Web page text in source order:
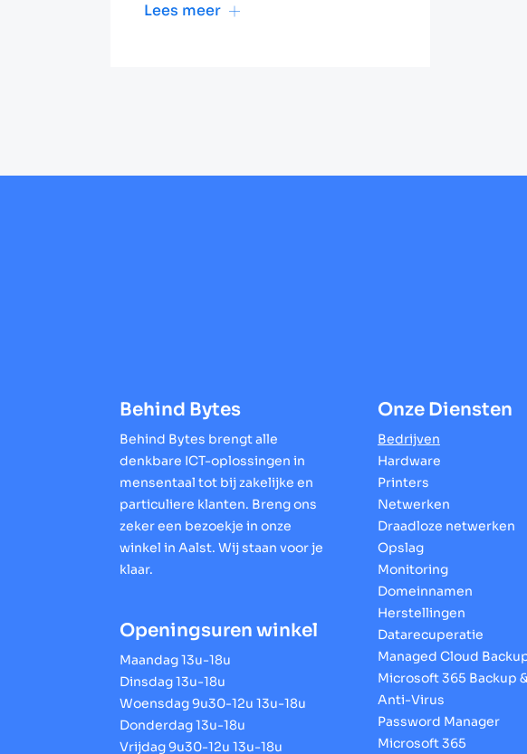
Lees meer
Behind Bytes
Behind Bytes brengt alle
denkbare ICT-oplossingen in
mensentaal tot bij zakelijke en
particuliere klanten. Breng ons
zeker een bezoekje in onze
winkel in Aalst. Wij staan voor je
klaar.
Openingsuren winkel
Maandag 13u-18u
Dinsdag 13u-18u
Woensdag 9u30-12u 13u-18u
Donderdag 13u-18u
Vrijdag 9u30-12u 13u-18u
Onze Diensten
Bedrijven
Hardware
Printers
Netwerken
Draadloze netwerken
Opslag
Monitoring
Domeinnamen
Herstellingen
Datarecuperatie
Managed Cloud
Microsoft 365 Backup
Anti-Virus
Password Manager
Microsoft 365